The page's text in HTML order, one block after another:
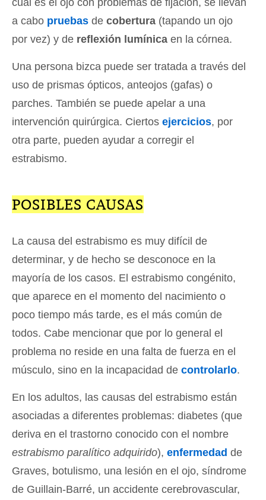
cuál es el ojo con problemas de fijación, se llevan
a cabo pruebas de cobertura (tapando un ojo
por vez) y de reflexión lumínica en la córnea.
Una persona bizca puede ser tratada a través del
uso de prismas ópticos, anteojos (gafas) o
parches. También se puede apelar a una
intervención quirúrgica. Ciertos ejercicios, por
otra parte, pueden ayudar a corregir el
estrabismo.
POSIBLES CAUSAS
La causa del estrabismo es muy difícil de
determinar, y de hecho se desconoce en la
mayoría de los casos. El estrabismo congénito,
que aparece en el momento del nacimiento o
poco tiempo más tarde, es el más común de
todos. Cabe mencionar que por lo general el
problema no reside en una falta de fuerza en el
músculo, sino en la incapacidad de controlarlo.
En los adultos, las causas del estrabismo están
asociadas a diferentes problemas: diabetes (que
deriva en el trastorno conocido con el nombre
estrabismo paralítico adquirido), enfermedad de
Graves, botulismo, una lesión en el ojo, síndrome
de Guillain-Barré, un accidente cerebrovascular,